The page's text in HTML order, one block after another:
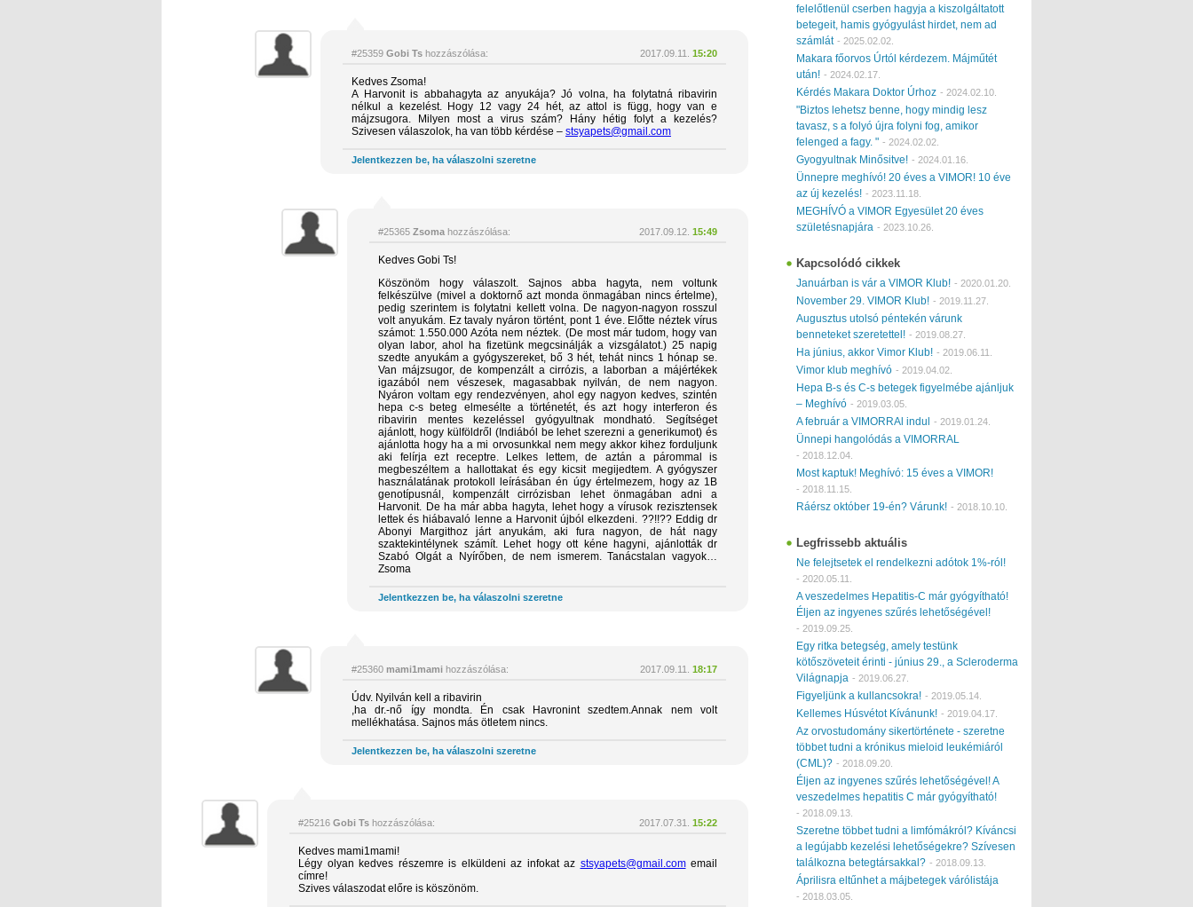
#25359 Gobi Ts hozzászólása: 2017.09.11. 15:20
Kedves Zsoma!
A Harvonit is abbahagyta az anyukája? Jó volna, ha folytatná ribavirin
nélkul a kezelést. Hogy 12 vagy 24 hét, az attol is függ, hogy van e
májzsugora. Milyen most a virus szám? Hány hétig folyt a kezelés?
Szivesen válaszolok, ha van több kérdése – stsyapets@gmail.com
Jelentkezzen be, ha válaszolni szeretne
#25365 Zsoma hozzászólása: 2017.09.12. 15:49
Kedves Gobi Ts!
Köszönöm hogy válaszolt. Sajnos abba hagyta, nem voltunk
felkészülve (mivel a doktornő azt monda önmagában nincs értelme),
pedig szerintem is folytatni kellett volna. De nagyon-nagyon rosszul
volt anyukám. Ez tavaly nyáron történt, pont 1 éve. Előtte néztek vírus
számot: 1.550.000 Azóta nem néztek. (De most már tudom, hogy van
olyan labor, ahol ha fizetünk megcsinálják a vizsgálatot.) 25 napig
szedte anyukám a gyógyszereket, bő 3 hét, tehát nincs 1 hónap se.
Van májzsugor, de kompenzált a cirrózis, a laborban a májértékek
igazából nem vészesek, magasabbak nyilván, de nem nagyon.
Nyáron voltam egy rendezvényen, ahol egy nagyon kedves, szintén
hepa c-s beteg elmesélte a történetét, és azt hogy interferon és
ribavirin mentes kezeléssel gyógyultnak mondható. Segítséget
ajánlott, hogy külföldről (Indiából be lehet szerezni a generikumot) és
ajánlotta hogy ha a mi orvosunkkal nem megy akkor kihez forduljunk
aki felírja ezt receptre. Lelkes lettem, de aztán a párommal is
megbeszéltem a hallottakat és egy kicsit megijedtem. A gyógyszer
használatának protokoll leírásában én úgy értelmezem, hogy az 1B
genotípusnál, kompenzált cirrózisban lehet önmagában adni a
Harvonit. De ha már abba hagyta, lehet hogy a vírusok rezisztensek
lettek és hiábavaló lenne a Harvonit újból elkezdeni. ??!!?? Eddig dr
Abonyi Margithoz járt anyukám, aki fura nagyon, de hát nagy
szaktekintélynek számít. Lehet hogy ott kéne hagyni, ajánlották dr
Szabó Olgát a Nyírőben, de nem ismerem. Tanácstalan vagyok…
Zsoma
Jelentkezzen be, ha válaszolni szeretne
#25360 mami1mami hozzászólása: 2017.09.11. 18:17
Údv. Nyilván kell a ribavirin
,ha dr.-nő így mondta. Én csak Havronint szedtem.Annak nem volt
mellékhatása. Sajnos más ötletem nincs.
Jelentkezzen be, ha válaszolni szeretne
#25216 Gobi Ts hozzászólása: 2017.07.31. 15:22
Kedves mami1mami!
Légy olyan kedves részemre is elküldeni az infokat az stsyapets@gmail.comemail
címre!
Szives válaszodat előre is köszönöm.
felelőtlenül cserben hagyja a kiszolgáltatott
betegeit, hamis gyógyulást hirdet, nem ad
számlát - 2025.02.02.
Makara főorvos Úrtól kérdezem. Májműtét
után! - 2024.02.17.
Kérdés Makara Doktor Úrhoz - 2024.02.10.
"Biztos lehetsz benne, hogy mindig lesz
tavasz, s a folyó újra folyni fog, amikor
felenged a fagy. " - 2024.02.02.
Gyogyultnak Minősitve! - 2024.01.16.
Ünnepre meghívó! 20 éves a VIMOR! 10 éve
az új kezelés! - 2023.11.18.
MEGHÍVÓ a VIMOR Egyesület 20 éves
születésnapjára - 2023.10.26.
Kapcsolódó cikkek
Januárban is vár a VIMOR Klub! - 2020.01.20.
November 29. VIMOR Klub! - 2019.11.27.
Augusztus utolsó péntekén várunk
benneteket szeretettel! - 2019.08.27.
Ha június, akkor Vimor Klub! - 2019.06.11.
Vimor klub meghívó - 2019.04.02.
Hepa B-s és C-s betegek figyelmébe ajánljuk
– Meghívó - 2019.03.05.
A február a VIMORRAl indul - 2019.01.24.
Ünnepi hangolódás a VIMORRAL
- 2018.12.04.
Most kaptuk! Meghívó: 15 éves a VIMOR!
- 2018.11.15.
Ráérsz október 19-én? Várunk! - 2018.10.10.
Legfrissebb aktuális
Ne felejtsetek el rendelkezni adótok 1%-ról!
- 2020.05.11.
A veszedelmes Hepatitis-C már gyógyítható!
Éljen az ingyenes szűrés lehetőségével!
- 2019.09.25.
Egy ritka betegség, amely testünk
kötőszöveteit érinti - június 29., a Scleroderma
Világnapja - 2019.06.27.
Figyeljünk a kullancsokra! - 2019.05.14.
Kellemes Húsvétot Kívánunk! - 2019.04.17.
Az orvostudomány sikertörténete - szeretne
többet tudni a krónikus mieloid leukémiáról
(CML)? - 2018.09.20.
Éljen az ingyenes szűrés lehetőségével! A
veszedelmes hepatitis C már gyógyítható!
- 2018.09.13.
Szeretne többet tudni a limfómákról? Kíváncsi
a legújabb kezelési lehetőségekre? Szívesen
találkozna betegtársakkal? - 2018.09.13.
Áprilisra eltűnhet a májbetegek várólistája
- 2018.03.05.